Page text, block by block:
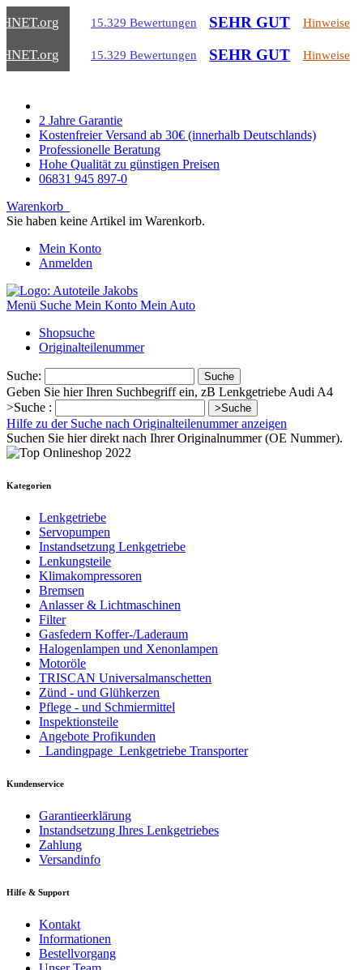
.org 15.329 Bewertungen SEHR GUT Hinweise
.org 15.329 Bewertungen SEHR GUT Hinweise
2 Jahre Garantie
Kostenfreier Versand ab 30€ (innerhalb Deutschlands)
Professionelle Beratung
Hohe Qualität zu günstigen Preisen
06831 945 897-0
Warenkorb
Sie haben keine Artikel im Warenkorb.
Mein Konto
Anmelden
Menü Suche Mein Konto Mein Auto
Shopsuche
Originalteilenummer
Suche: Suche
Geben Sie hier Ihren Suchbegriff ein, zB Lenkgetriebe Audi A4
>Suche :
>Suche
Hilfe zu der Suche nach Originalteilenummer anzeigen
Suchen Sie hier direkt nach Ihrer Originalnummer (OE Nummer).
Kategorien
Lenkgetriebe
Servopumpen
Instandsetzung Lenkgetriebe
Lenkungsteile
Klimakompressoren
Bremsen
Anlasser & Lichtmaschinen
Filter
Gasfedern Koffer-/Laderaum
Halogenlampen und Xenonlampen
Motoröle
TRISCAN Universalmanschetten
Zünd - und Glühkerzen
Pflege - und Schmiermittel
Inspektionsteile
Angebote Profikunden
_Landingpage_Lenkgetriebe Transporter
Kundenservice
Garantieerklärung
Instandsetzung Ihres Lenkgetriebes
Zahlung
Versandinfo
Hilfe & Support
Kontakt
Informationen
Bestellvorgang